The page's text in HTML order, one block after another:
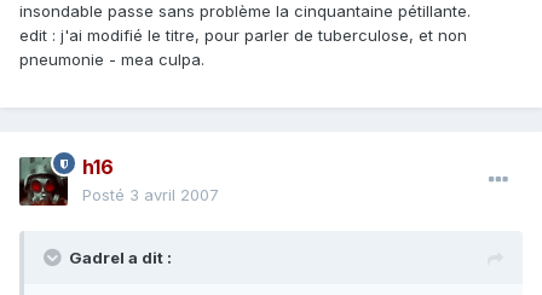
insondable passe sans problème la cinquantaine pétillante.
edit : j'ai modifié le titre, pour parler de tuberculose, et non
pneumonie - mea culpa.
h16
Posté 3 avril 2007
Gadrel a dit :